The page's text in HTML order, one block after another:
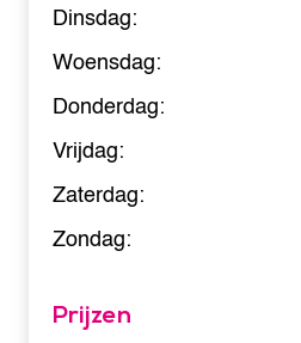
Dinsdag:
Woensdag:
Donderdag:
Vrijdag:
Zaterdag:
Zondag:
Prijzen